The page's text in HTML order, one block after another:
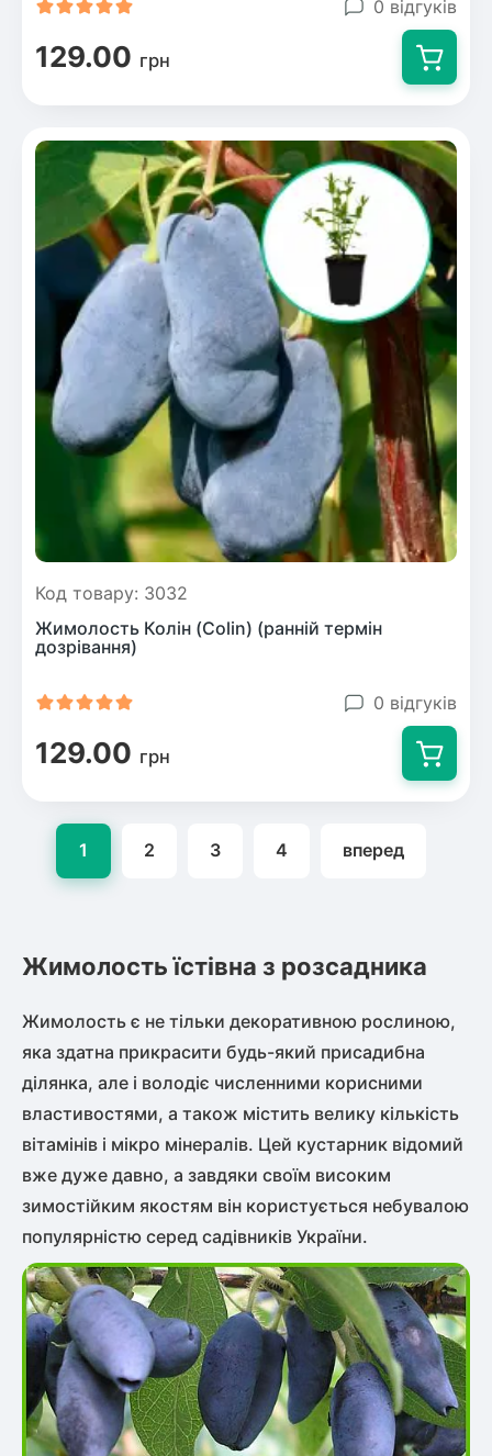
0 відгуків
129.00 грн
Код товару: 3032
Жимолость Колін (Colin) (ранній термін
дозрівання)
0 відгуків
129.00 грн
1 2 3 4 вперед
Жимолость їстівна з розсадника
Жимолость є не тільки декоративною рослиною,
яка здатна прикрасити будь-який присадибна
ділянка, але і володіє численними корисними
властивостями, а також містить велику кількість
вітамінів і мікро мінералів. Цей кустарник відомий
вже дуже давно, а завдяки своїм високим
зимостійким якостям він користується небувалою
популярністю серед садівників України.